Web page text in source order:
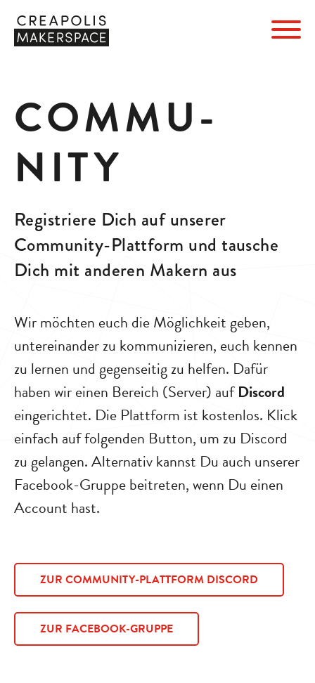
COMMU­
NITY
Registriere Dich auf unserer
Community-Plattform und tausche
Dich mit anderen Makern aus
Wir möchten euch die Möglichkeit geben,
untereinander zu kommunizieren, euch kennen
zu lernen und gegenseitig zu helfen. Dafür
haben wir einen Bereich (Server) aufDiscord
eingerichtet. Die Plattform ist kostenlos. Klick
einfach auf folgenden Button, um zu Discord
zu gelangen. Alternativ kannst Du auch unserer
Facebook-Gruppe beitreten, wenn Du einen
Account hast.
ZUR COMMUNITY-PLATTFORM DISCORD
ZUR FACEBOOK-GRUPPE